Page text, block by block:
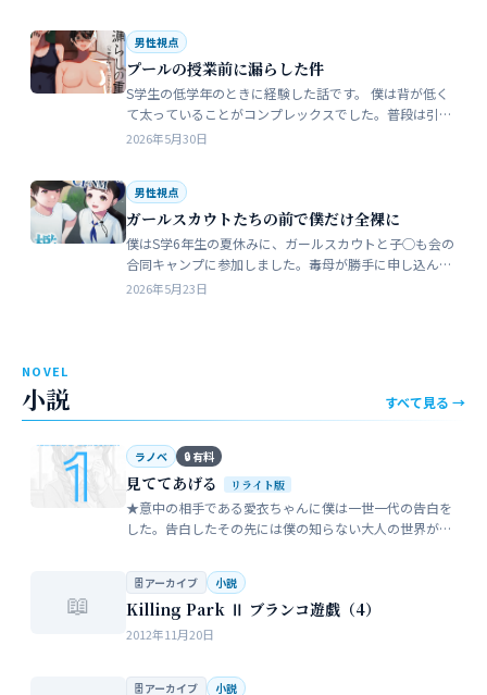
男性視点
プールの授業前に漏らした件
S学生の低学年のときに経験した話です。 僕は背が低く
て太っていることがコンプレックスでした。普段は引っ
込み思案で大人しい性格をしています。 ただ何でもよく
2026年5月30日
男性視点
ガールスカウトたちの前で僕だけ全裸に
僕はS学6年生の夏休みに、ガールスカウトと子◯も会の
合同キャンプに参加しました。毒母が勝手に申し込んだ
強制的なイベントでした。まったく乗り気がしません。
2026年5月23日
NOVEL
小説 すべて見る →
ラノベ 🔒 有料
見ててあげる リライト版
★意中の相手である愛衣ちゃんに僕は一世一代の告白を
した。告白したその先には僕の知らない大人の世界が待
る常識。。。…
📖
🗄 アーカイブ 小説
Killing Park Ⅱ ブランコ遊戯（4）
2012年11月20日
🗄 アーカイブ 小説